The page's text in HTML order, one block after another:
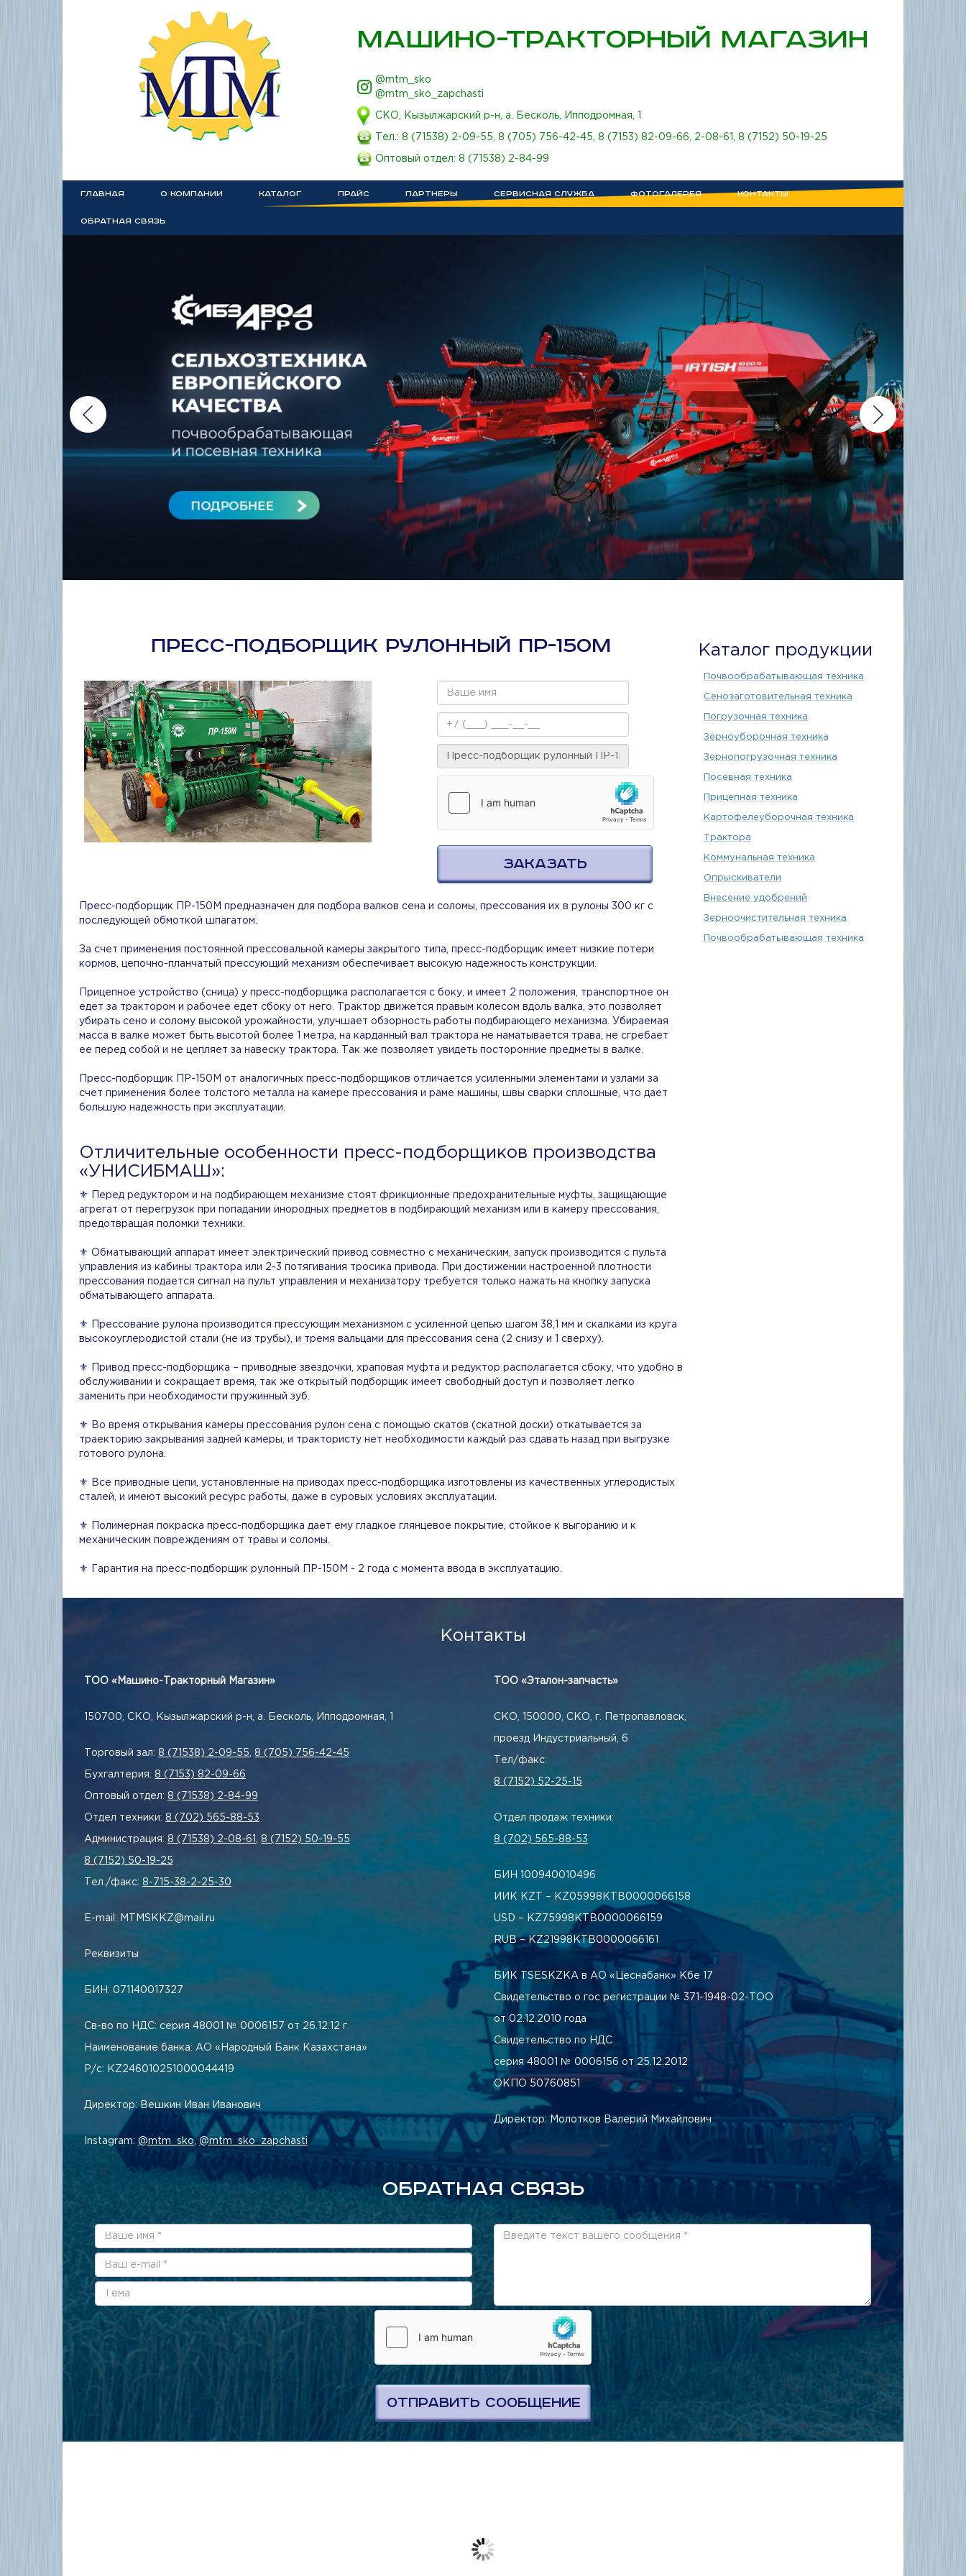
МАШИНО-ТРАКТОРНЫЙ МАГАЗИН
@mtm_sko
@mtm_sko_zapchasti
СКО, Кызылжарский р-н, а. Бесколь, Ипподромная, 1
Тел.: 8 (71538) 2-09-55 8 (705) 756-42-45 8 (7153) 82-09-66 2-08-61 8 (7152) 50-19-25
Оптовый отдел: 8 (71538) 2-84-99
ГЛАВНАЯ О КОМПАНИИ КАТАЛОГ ПРАЙС ПАРТНЕРЫ СЕРВИСНАЯ СЛУЖБА ФОТОГАЛЕРЕЯ КОНТАКТЫ
ОБРАТНАЯ СВЯЗЬ
ПРЕСС-ПОДБОРЩИК РУЛОННЫЙ ПР-150М
ЗАКАЗАТЬ
Пресс-подборщик ПР-150М предназначен для подбора валков сена и соломы, прессования их в рулоны 300 кг с
последующей обмоткой шпагатом.
За счет применения постоянной прессовальной камеры закрытого типа, пресс-подборщик имеет низкие потери
кормов, цепочно-планчатый прессующий механизм обеспечивает высокую надежность конструкции.
Прицепное устройство (сница) у пресс-подборщика располагается с боку, и имеет 2 положения, транспортное он
едет за трактором и рабочее едет сбоку от него. Трактор движется правым колесом вдоль валка, это позволяет
убирать сено и солому высокой урожайности, улучшает обзорность работы подбирающего механизма. Убираемая
масса в валке может быть высотой более 1 метра, на карданный вал трактора не наматывается трава, не сгребает
ее перед собой и не цепляет за навеску трактора. Так же позволяет увидеть посторонние предметы в валке.
Пресс-подборщик ПР-150М от аналогичных пресс-подборщиков отличается усиленными элементами и узлами за
счет применения более толстого металла на камере прессования и раме машины, швы сварки сплошные, что дает
большую надежность при эксплуатации.
Отличительные особенности пресс-подборщиков производства
«УНИСИБМАШ»:
⚜️ Перед редуктором и на подбирающем механизме стоят фрикционные предохранительные муфты, защищающие
агрегат от перегрузок при попадании инородных предметов в подбирающий механизм или в камеру прессования,
предотвращая поломки техники.
⚜️ Обматывающий аппарат имеет электрический привод совместно с механическим, запуск производится с пульта
управления из кабины трактора или 2-3 потягивания тросика привода. При достижении настроенной плотности
прессования подается сигнал на пульт управления и механизатору требуется только нажать на кнопку запуска
обматывающего аппарата.
⚜️ Прессование рулона производится прессующим механизмом с усиленной цепью шагом 38,1 мм и скалками из круга
высокоуглеродистой стали (не из трубы), и тремя вальцами для прессования сена (2 снизу и 1 сверху).
⚜️ Привод пресс-подборщика – приводные звездочки, храповая муфта и редуктор располагается сбоку, что удобно в
обслуживании и сокращает время, так же открытый подборщик имеет свободный доступ и позволяет легко
заменить при необходимости пружинный зуб.
⚜️ Во время открывания камеры прессования рулон сена с помощью скатов (скатной доски) откатывается за
траекторию закрывания задней камеры, и трактористу нет необходимости каждый раз сдавать назад при выгрузке
готового рулона.
⚜️ Все приводные цепи, установленные на приводах пресс-подборщика изготовлены из качественных углеродистых
сталей, и имеют высокий ресурс работы, даже в суровых условиях эксплуатации.
⚜️ Полимерная покраска пресс-подборщика дает ему гладкое глянцевое покрытие, стойкое к выгоранию и к
механическим повреждениям от травы и соломы.
⚜️ Гарантия на пресс-подборщик рулонный ПР-150М - 2 года с момента ввода в эксплуатацию.
Каталог продукции
Почвообрабатывающая техника
Сенозаготовительная техника
Погрузочная техника
Зерноуборочная техника
Зернопогрузочная техника
Посевная техника
Прицепная техника
Картофелеуборочная техника
Трактора
Коммунальная техника
Опрыскиватели
Внесение удобрений
Зерноочистительная техника
Почвообрабатывающая техника
Контакты
ТОО «Машино-Тракторный Магазин»
150700, СКО, Кызылжарский р-н, а. Бесколь, Ипподромная, 1
Торговый зал: 8 (71538) 2-09-55 8 (705) 756-42-45
Бухгалтерия: 8 (7153) 82-09-66
Оптовый отдел: 8 (71538) 2-84-99
Отдел техники: 8 (702) 565-88-53
Администрация: 8 (71538) 2-08-61 8 (7152) 50-19-55
8 (7152) 50-19-25
Тел./факс: 8-715-38-2-25-30
E-mail: MTMSKKZ@mail.ru
Реквизиты
БИН: 071140017327
Св-во по НДС: серия 48001 № 0006157 от 26.12.12 г.
Наименование банка: АО «Народный Банк Казахстана»
Р/с: KZ246010251000044419
Директор: Вешкин Иван Иванович
Instagram: @mtm_sko ,@mtm_sko_zapchasti
ТОО «Эталон-запчасть»
СКО, 150000, СКО, г. Петропавловск,
проезд Индустриальный, 6
Тел/факс:
8 (7152) 52-25-15
Отдел продаж техники:
8 (702) 565-88-53
БИН 100940010496
ИИК KZT – KZ05998КТВ0000066158
USD – KZ75998КТВ0000066159
RUB – KZ21998КТВ0000066161
БИК TSESKZKA в АО «Цеснабанк» Кбе 17
Свидетельство о гос регистрации № 371-1948-02-ТОО
от 02.12.2010 года
Свидетельство по НДС
серия 48001 № 0006156 от 25.12.2012
ОКПО 50760851
Директор: Молотков Валерий Михайлович
ОБРАТНАЯ СВЯЗЬ